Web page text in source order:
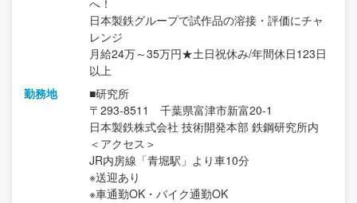
へ！
日本製鉄グループで試作品の溶接・評価にチャ
レンジ
月給24万～35万円★土日祝休み/年間休日123日
以上
勤務地
■研究所
〒293-8511 千葉県富津市新富20-1
日本製鉄株式会社 技術開発本部 鉄鋼研究所内
＜アクセス＞
JR内房線「青堀駅」より車10分
※送迎あり
※車通勤OK・バイク通勤OK